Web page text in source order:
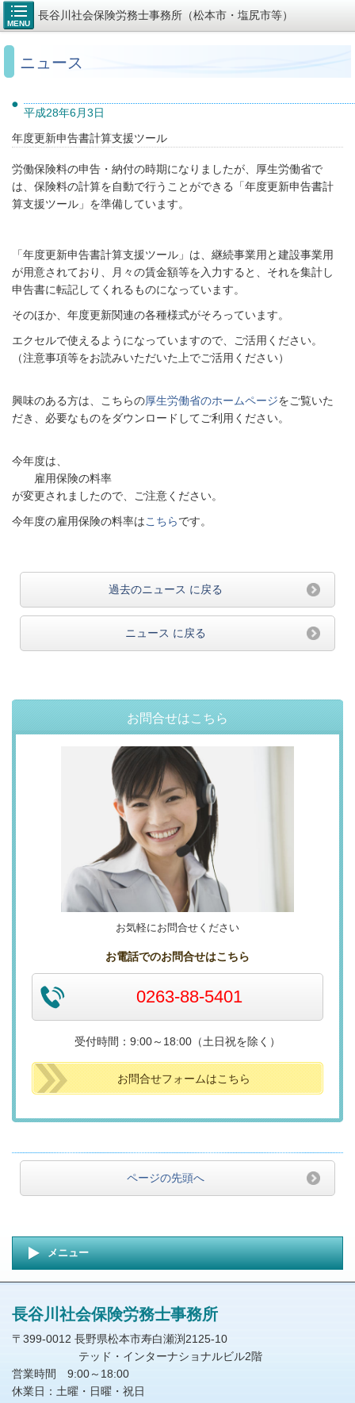
MENU
長谷川社会保険労務士事務所（松本市・塩尻市等）
ニュース
平成28年6月3日
年度更新申告書計算支援ツール
労働保険料の申告・納付の時期になりましたが、厚生労働省で
は、保険料の計算を自動で行うことができる「年度更新申告書計
算支援ツール」を準備しています。
「年度更新申告書計算支援ツール」は、継続事業用と建設事業用
が用意されており、月々の賃金額等を入力すると、それを集計し
申告書に転記してくれるものになっています。
そのほか、年度更新関連の各種様式がそろっています。
エクセルで使えるようになっていますので、ご活用ください。
（注意事項等をお読みいただいた上でご活用ください）
興味のある方は、こちらの厚生労働省のホームページをご覧いた
だき、必要なものをダウンロードしてご利用ください。
今年度は、
雇用保険の料率
が変更されましたので、ご注意ください。
今年度の雇用保険の料率はこちらです。
過去のニュース に戻る
ニュース に戻る
お問合せはこちら
お気軽にお問合せください
お電話でのお問合せはこちら
0263-88-5401
受付時間：9:00～18:00（土日祝を除く）
お問合せフォームはこちら
ページの先頭へ
メニュー
長谷川社会保険労務士事務所
〒399-0012 長野県松本市寿白瀬渕2125-10
テッド・インターナショナルビル2階
営業時間 9:00～18:00
休業日：土曜・日曜・祝日